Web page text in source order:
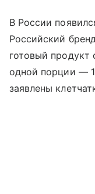
В России
Российский
готовый продукт
одной порции —
заявлены